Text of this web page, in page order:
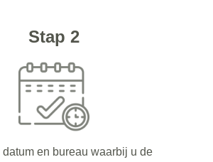
Stap 2
datum en bureau waarbij u de